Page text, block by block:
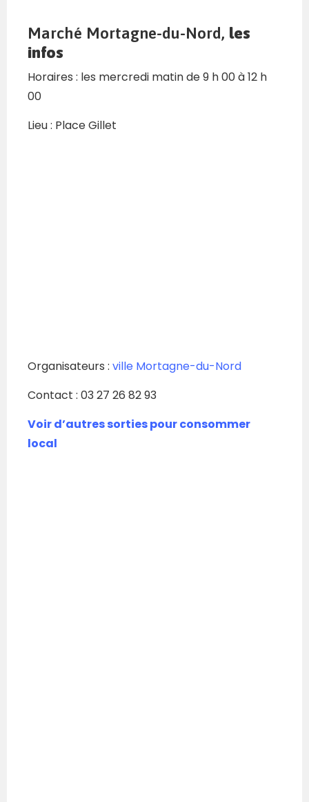
Marché Mortagne-du-Nord, les
infos
Horaires : les mercredi matin de 9 h 00 à 12 h
00
Lieu : Place Gillet
Organisateurs : ville Mortagne-du-Nord
Contact : 03 27 26 82 93
Voir d’autres sorties pour consommer
local